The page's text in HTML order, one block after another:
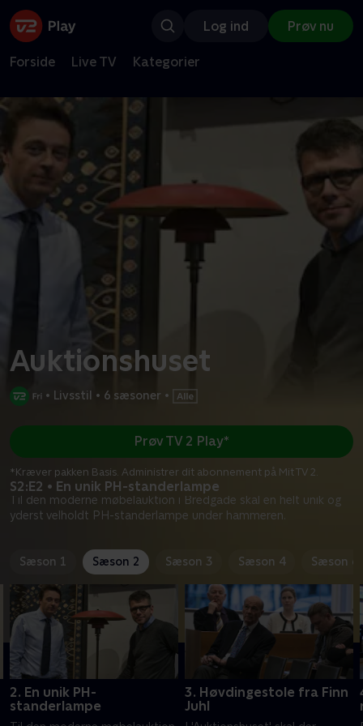
Log ind Prøv nu
Forside Live TV Kategorier
Auktionshuset
• Livsstil • 6 sæsoner •
S2:E2 • En unik PH-standerlampe
Til den moderne møbelauktion i Bredgade skal en helt unik og
yderst velholdt PH-standerlampe under hammeren.
Prøv TV 2 Play*
*Kræver pakken Basis. Administrer dit abonnement på Mit TV 2.
Sæson 1 Sæson 2 Sæson 3 Sæson 4 Sæson 6
2. En unik PH-
standerlampe
3. Høvdingestole fra Finn
Juhl